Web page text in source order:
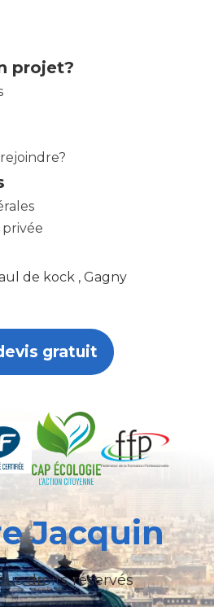
projet?
de kock , Gagny
gratuit
Jacquin
droits réservés